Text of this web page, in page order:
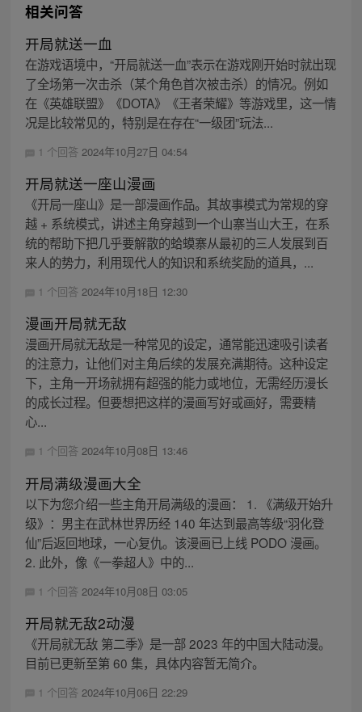
相关问答
开局就送一血
在游戏语境中，“开局就送一血”表示在游戏刚开始时就出现
了全场第一次击杀（某个角色首次被击杀）的情况。例如
在《英雄联盟》《DOTA》《王者荣耀》等游戏里，这一情
况是比较常见的，特别是在存在“一级团”玩法...
1 个回答 2024年10月27日 04:54
开局就送一座山漫画
《开局一座山》是一部漫画作品。其故事模式为常规的穿
越 + 系统模式，讲述主角穿越到一个山寨当山大王，在系
统的帮助下把几乎要解散的蛤蟆寨从最初的三人发展到百
来人的势力，利用现代人的知识和系统奖励的道具，...
1 个回答 2024年10月18日 12:30
漫画开局就无敌
漫画开局就无敌是一种常见的设定，通常能迅速吸引读者
的注意力，让他们对主角后续的发展充满期待。这种设定
下，主角一开场就拥有超强的能力或地位，无需经历漫长
的成长过程。但要想把这样的漫画写好或画好，需要精
心...
1 个回答 2024年10月08日 13:46
开局满级漫画大全
以下为您介绍一些主角开局满级的漫画： 1. 《满级开始升
级》：男主在武林世界历经 140 年达到最高等级“羽化登
仙”后返回地球，一心复仇。该漫画已上线 PODO 漫画。
2. 此外，像《一拳超人》中的...
1 个回答 2024年10月08日 03:05
开局就无敌2动漫
《开局就无敌 第二季》是一部 2023 年的中国大陆动漫。
目前已更新至第 60 集，具体内容暂无简介。
1 个回答 2024年10月06日 22:29